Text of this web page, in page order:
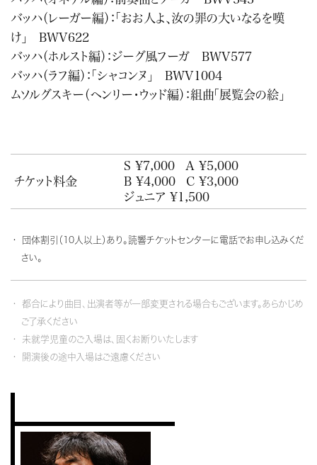
バッハ（レーガー編）：「おお人よ、汝の罪の大いなるを嘆
け」 BWV622
バッハ（ホルスト編）：ジーグ風フーガ BWV577
バッハ（ラフ編）：「シャコンヌ」 BWV1004
ムソルグスキー（ヘンリー・ウッド編）：組曲「展覧会の絵」
チケット料金
S ¥7,000
A ¥5,000
B ¥4,000
C ¥3,000
ジュニア ¥1,500
団体割引（10人以上）あり。読響チケットセンターに電話でお申し込みくだ
さい。
都合により曲目、出演者等が一部変更される場合もございます。あらかじめ
ご了承ください
未就学児童のご入場は、固くお断りいたします
開演後の途中入場はご遠慮ください